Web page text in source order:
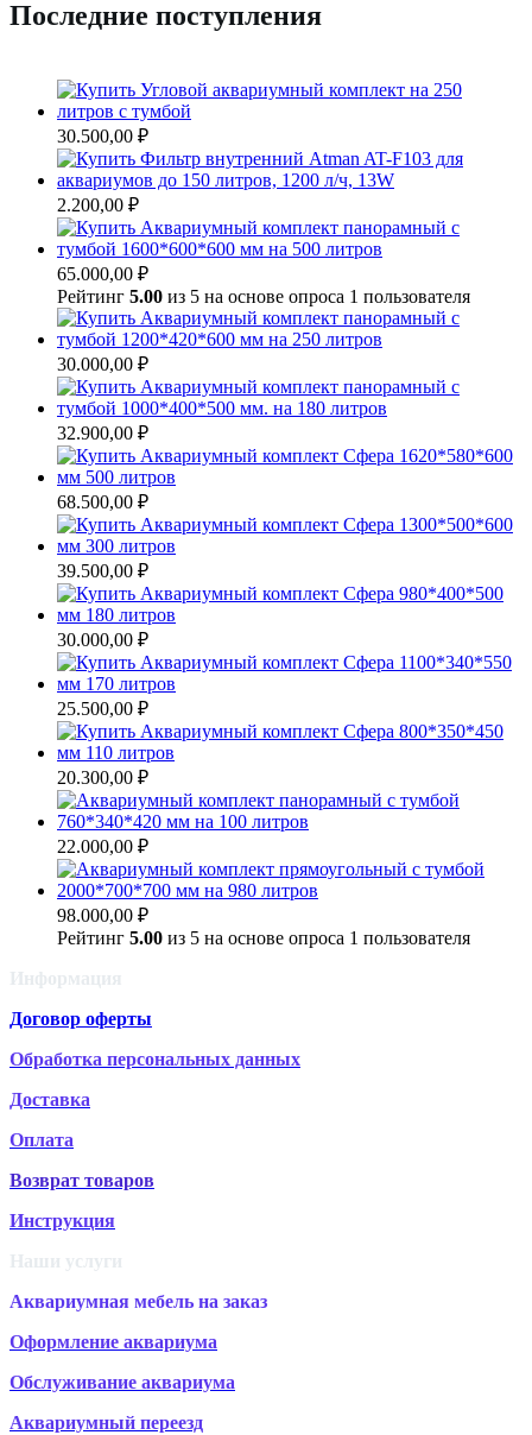
Последние поступления
30.500,00 ₽
2.200,00 ₽
65.000,00 ₽
Рейтинг 5.00 из 5 на основе опроса 1 пользователя
30.000,00 ₽
32.900,00 ₽
68.500,00 ₽
39.500,00 ₽
30.000,00 ₽
25.500,00 ₽
20.300,00 ₽
22.000,00 ₽
98.000,00 ₽
Рейтинг 5.00 из 5 на основе опроса 1 пользователя
Информация
Договор оферты
Обработка персональных данных
Доставка
Оплата
Возврат товаров
Инструкция
Наши услуги
Аквариумная мебель на заказ
Оформление аквариума
Обслуживание аквариума
Аквариумный переезд